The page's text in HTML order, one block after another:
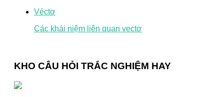
Véctơ
Các khái niệm liên quan vectơ
KHO CÂU HỎI TRẮC NGHIỆM HAY